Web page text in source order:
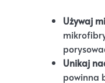
Używaj
Unikaj
powinna